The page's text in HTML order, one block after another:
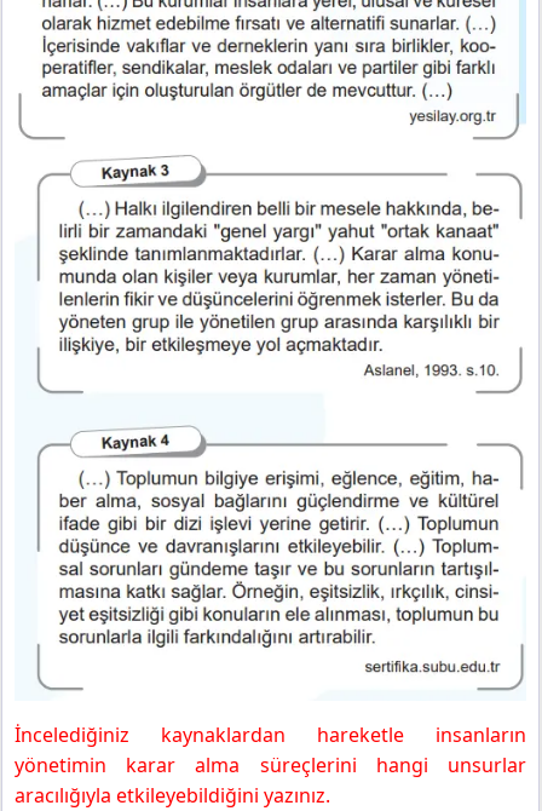
İncelediğiniz kaynaklardan hareketle insanların
yönetimin karar alma süreçlerini hangi unsurlar
aracılığıyla etkileyebildiğini yazınız.